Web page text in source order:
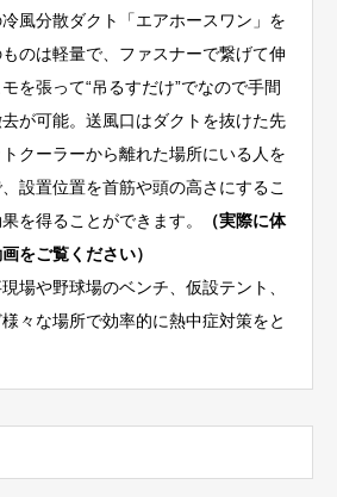
風分散ダクト「エアホースワン」を
のは軽量で、ファスナーで繋げて伸
を張って“吊るすだけ”でなので手間
が可能。送風口はダクトを抜けた先
クーラーから離れた場所にいる人を
設置位置を首筋や頭の高さにするこ
を得ることができます。
（実際に体
をご覧ください）
場や野球場のベンチ、仮設テント、
々な場所で効率的に熱中症対策をと